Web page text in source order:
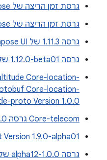
גרסת זמן הריצה של Compose‏ 1.11.3
גרסת זמן הריצה של Compose‏ 1.12.0-beta01
גרסה 1.11.3 של Compose UI
גרסה ‎1.12.0-beta01 של Compose UI
Core-location-
Core-location-
proto Version 1.0.0
Core-telecom גרסה 1.1.0-alpha06
Version 1.9.0-alpha01
גרסה 1.0.0-alpha12 של Glance Wear